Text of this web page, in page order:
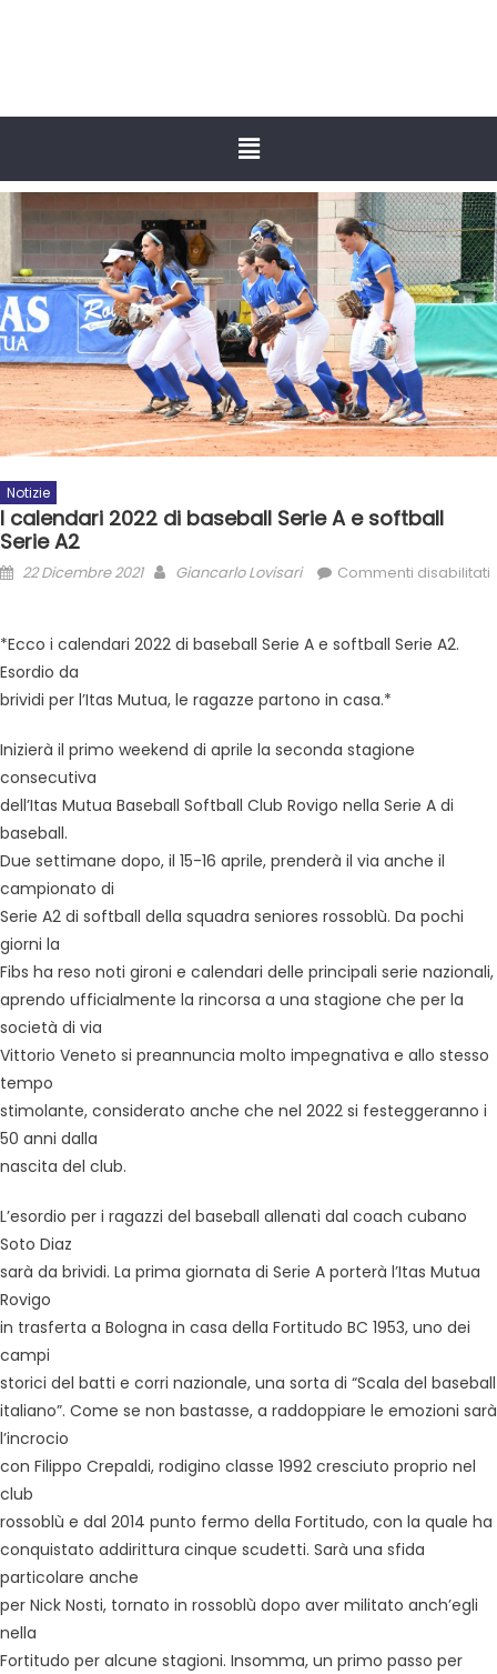
Notizie
I calendari 2022 di baseball Serie A e softball
Serie A2
22 Dicembre 2021 Giancarlo Lovisari Commenti disabilitati
*Ecco i calendari 2022 di baseball Serie A e softball Serie A2.
Esordio da
brividi per l’Itas Mutua, le ragazze partono in casa.*
Inizierà il primo weekend di aprile la seconda stagione
consecutiva
dell’Itas Mutua Baseball Softball Club Rovigo nella Serie A di
baseball.
Due settimane dopo, il 15-16 aprile, prenderà il via anche il
campionato di
Serie A2 di softball della squadra seniores rossoblù. Da pochi
giorni la
Fibs ha reso noti gironi e calendari delle principali serie nazionali,
aprendo ufficialmente la rincorsa a una stagione che per la
società di via
Vittorio Veneto si preannuncia molto impegnativa e allo stesso
tempo
stimolante, considerato anche che nel 2022 si festeggeranno i
50 anni dalla
nascita del club.
L’esordio per i ragazzi del baseball allenati dal coach cubano
Soto Diaz
sarà da brividi. La prima giornata di Serie A porterà l’Itas Mutua
Rovigo
in trasferta a Bologna in casa della Fortitudo BC 1953, uno dei
campi
storici del batti e corri nazionale, una sorta di “Scala del baseball
italiano”. Come se non bastasse, a raddoppiare le emozioni sarà
l’incrocio
con Filippo Crepaldi, rodigino classe 1992 cresciuto proprio nel
club
rossoblù e dal 2014 punto fermo della Fortitudo, con la quale ha
conquistato addirittura cinque scudetti. Sarà una sfida
particolare anche
per Nick Nosti, tornato in rossoblù dopo aver militato anch’egli
nella
Fortitudo per alcune stagioni. Insomma, un primo passo per